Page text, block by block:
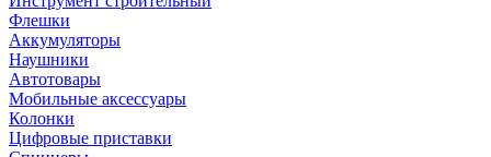
Флешки
Аккумуляторы
Наушники
Автотовары
Мобильные аксессуары
Колонки
Цифровые приставки